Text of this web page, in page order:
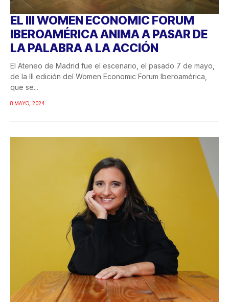
EL III WOMEN ECONOMIC FORUM
IBEROAMÉRICA ANIMA A PASAR DE
LA PALABRA A LA ACCIÓN
El Ateneo de Madrid fue el escenario, el pasado 7 de mayo,
de la III edición del Women Economic Forum Iberoamérica,
que se...
8 MAYO, 2024